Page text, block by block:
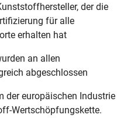
der die
für alle
erhalten hat
an allen
abgeschlossen
der europäischen Industrie
Wertschöpfungskette.